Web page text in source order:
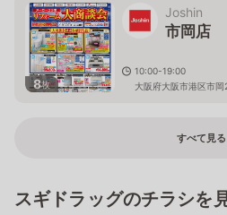
8枚
Joshin
市岡店
10:00-19:00
大阪府大阪市港区市
すべて見る
スギドラッグのチラシを